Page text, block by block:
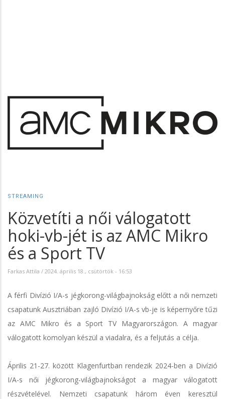
STREAMING
Közvetíti a női válogatott
hoki-vb-jét is az AMC Mikro
és a Sport TV
Farkas Attila / 2024. április 18., csütörtök - 16:53
A férfi Divízió I/A-s jégkorong-világbajnokság előtt a női nemzeti
csapatunk Ausztriában zajló Divízió I/A-s vb-je is képernyőre tűzi
az AMC Mikro és a Sport TV Magyarországon. A magyar
válogatott komolyan készül a viadalra, és a feljutás a célja.
Április 21-27. között Klagenfurtban rendezik 2024-ben a Divízió
I/A-s női jégkorong-világbajnokságot a magyar válogatott
részvételével. Nemzeti csapatunk három éven keresztül